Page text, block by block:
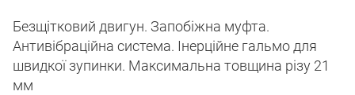
Безщітковий двигун. Запобіжна муфта.
Антивібраційна система. Інерційне гальмо для
швидкої зупинки. Максимальна товщина різу 21
мм